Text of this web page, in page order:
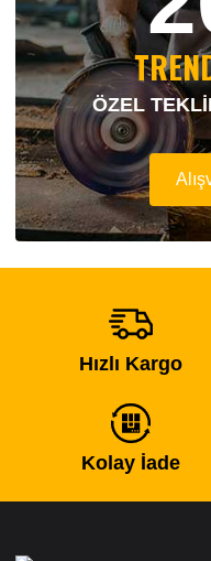
ÖZEL
Hızlı Kargo
Kolay İade